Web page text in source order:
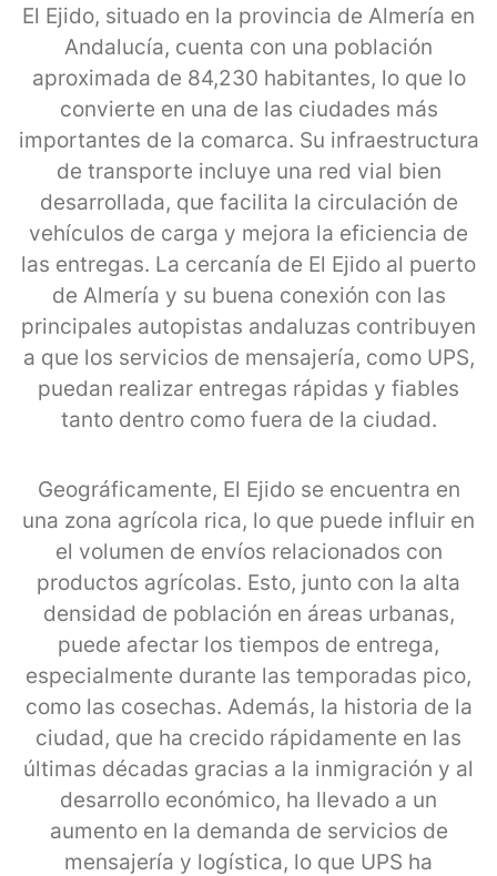
El Ejido, situado en la provincia de Almería en
Andalucía, cuenta con una población
aproximada de 84,230 habitantes, lo que lo
convierte en una de las ciudades más
importantes de la comarca. Su infraestructura
de transporte incluye una red vial bien
desarrollada, que facilita la circulación de
vehículos de carga y mejora la eficiencia de
las entregas. La cercanía de El Ejido al puerto
de Almería y su buena conexión con las
principales autopistas andaluzas contribuyen
a que los servicios de mensajería, como UPS,
puedan realizar entregas rápidas y fiables
tanto dentro como fuera de la ciudad.
Geográficamente, El Ejido se encuentra en
una zona agrícola rica, lo que puede influir en
el volumen de envíos relacionados con
productos agrícolas. Esto, junto con la alta
densidad de población en áreas urbanas,
puede afectar los tiempos de entrega,
especialmente durante las temporadas pico,
como las cosechas. Además, la historia de la
ciudad, que ha crecido rápidamente en las
últimas décadas gracias a la inmigración y al
desarrollo económico, ha llevado a un
aumento en la demanda de servicios de
mensajería y logística, lo que UPS ha